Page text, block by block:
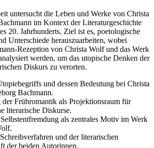
untersucht die Leben und Werke von Christa
im Kontext der Literaturgeschichte
20. Jahrhunderts. Ziel ist es, poetologische
Unterschiede herauszuarbeiten, wobei
Rezeption von Christa Wolf und das Werk
werden, um das utopische Denken der
Diskurs zu verorten.
und dessen Bedeutung bei Christa
Bachmann.
der Frühromantik als Projektionsraum für
literarische Diskurse.
als zentrales Motiv im Werk
und der literarischen
der beiden Autorinnen.